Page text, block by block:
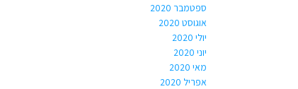
ספטמבר 2020
אוגוסט 2020
יולי 2020
יוני 2020
מאי 2020
אפריל 2020